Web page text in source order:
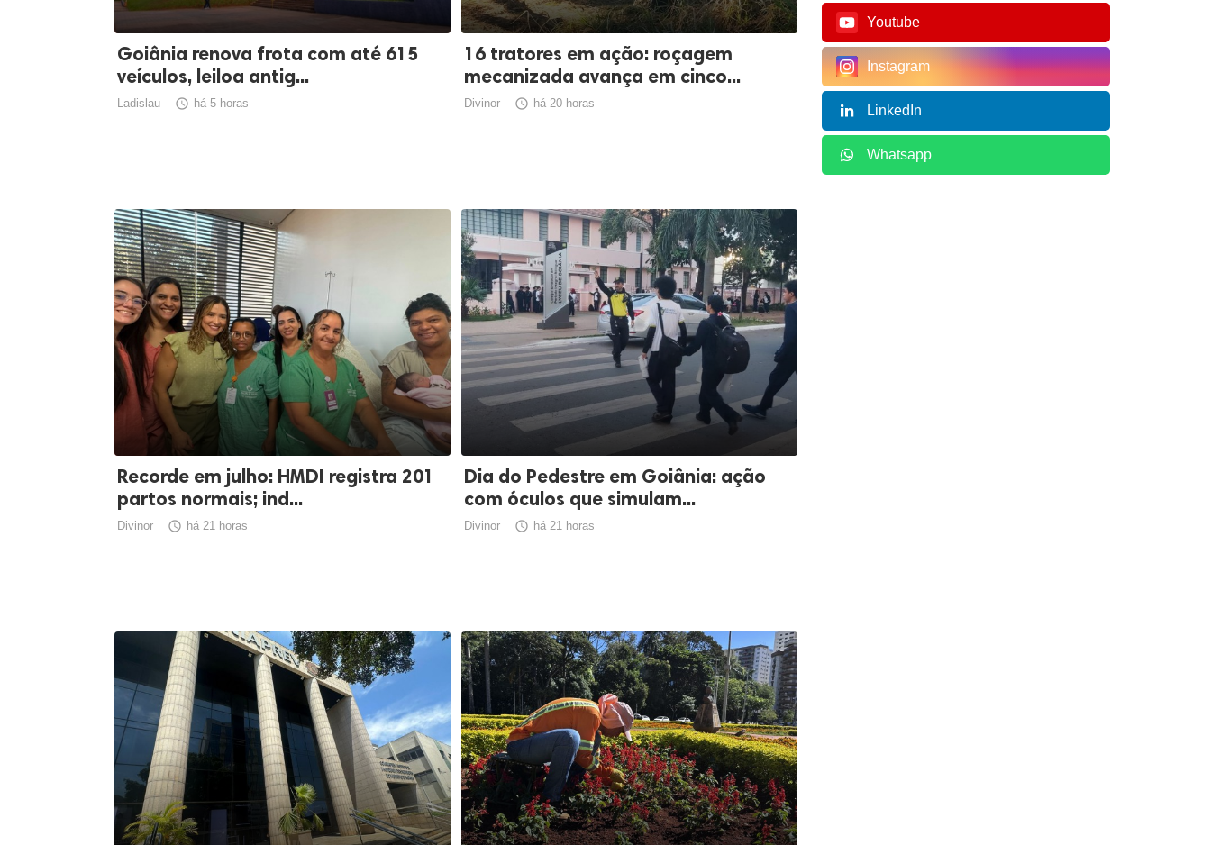
Goiânia renova frota com até 615
veículos, leiloa antig...
Ladislau  há 5 horas
16 tratores em ação: roçagem
mecanizada avança em cinco...
Divinor  há 20 horas
Recorde em julho: HMDI registra 201
partos normais; ind...
Divinor  há 21 horas
Dia do Pedestre em Goiânia: ação
com óculos que simulam...
Divinor  há 21 horas
Youtube
Instagram
LinkedIn
Whatsapp